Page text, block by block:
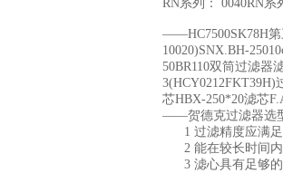
RN系列： 0040RN
——HC7500SK78H第
10020)SNX.BH-
50BR110双筒过滤器
3(HCY0212FKT39H)
芯HBX-250*20滤芯
——贺德克过滤器选
1 过滤精度应满足
2 能在较长时间内
3 滤心具有足够的